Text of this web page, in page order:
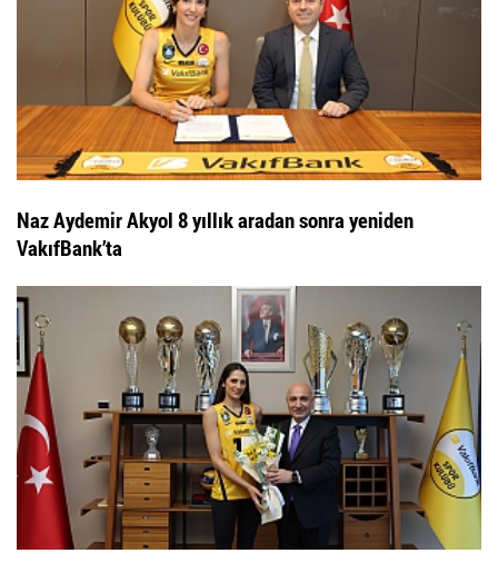
Naz Aydemir Akyol 8 yıllık aradan sonra yeniden
VakıfBank’ta